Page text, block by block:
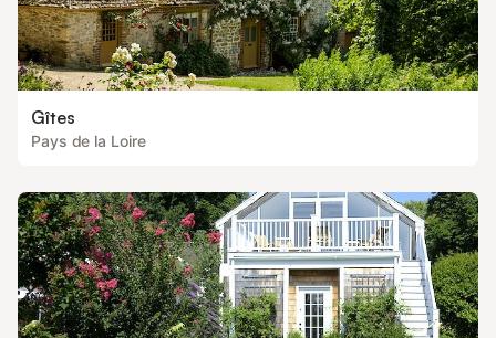
Gîtes
Pays de la Loire